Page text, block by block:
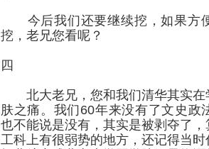
今后我们还要继续挖，如果方
挖，老兄您看呢？
四
北大老兄，您和我们清华其实在
肤之痛。我们60年来没有了文史政
也不能说是没有，其实是被剥夺了
工科上有很弱势的地方，还记得当